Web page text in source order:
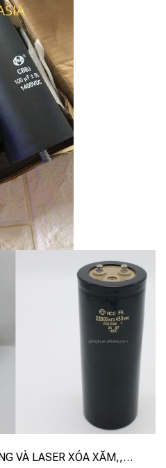
VÀ LASER XÓA XĂM,,…